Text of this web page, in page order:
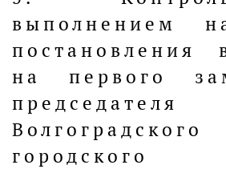
выполнением
постановления
на первого
председателя
Волгоградского
городского